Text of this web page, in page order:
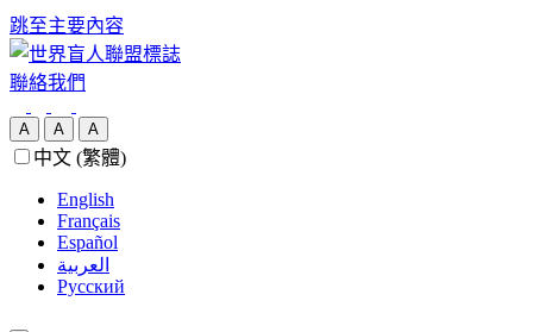
跳至主要內容
聯絡我們
A A A
中文 (繁體)
English
Français
Español
العربية‏
Русский